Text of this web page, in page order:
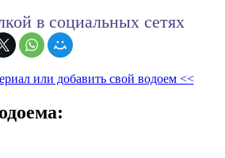
в социальных сетях
или добавить свой водоем <<